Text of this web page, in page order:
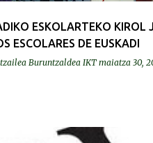
ESKOLARTEKO KIROL
ESCOLARES DE EUSKADI
Buruntzaldea IKT maiatza 30,